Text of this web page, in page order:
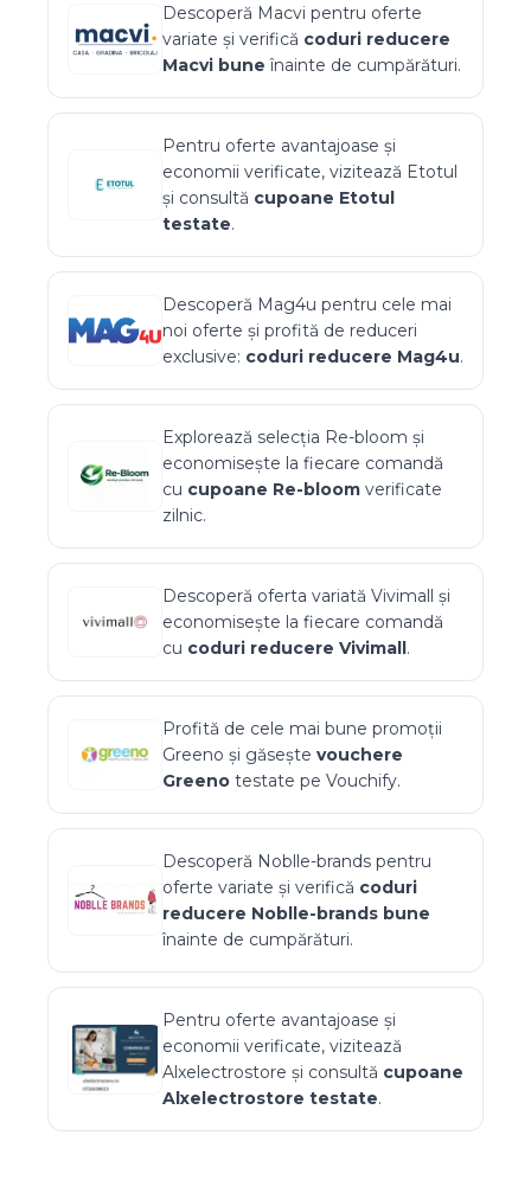
Descoperă Macvi pentru oferte
variate și verifică coduri reducere
Macvi bune înainte de cumpărături.
Pentru oferte avantajoase și
economii verificate, vizitează Etotul
și consultă cupoane Etotul
testate.
Descoperă Mag4u pentru cele mai
noi oferte și profită de reduceri
exclusive: coduri reducere Mag4u.
Explorează selecția Re-bloom și
economisește la fiecare comandă
cu cupoane Re-bloom verificate
zilnic.
Descoperă oferta variată Vivimall și
economisește la fiecare comandă
cu coduri reducere Vivimall.
Profită de cele mai bune promoții
Greeno și găsește vouchere
Greeno testate pe Vouchify.
Descoperă Noblle-brands pentru
oferte variate și verifică coduri
reducere Noblle-brands bune
înainte de cumpărături.
Pentru oferte avantajoase și
economii verificate, vizitează
Alxelectrostore și consultă cupoane
Alxelectrostore testate.